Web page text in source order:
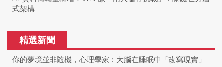
式架構
精選新聞
你的夢境並非隨機，心理學家：大腦在睡眠中「改寫現實」